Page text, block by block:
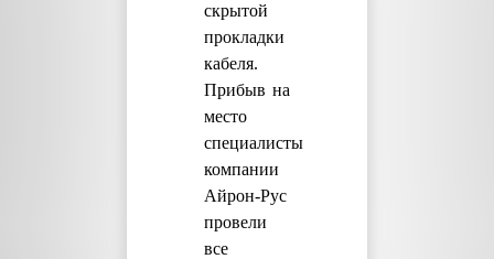
скрытой
прокладки
кабеля.
Прибыв на
место
специалисты
компании
Айрон-Рус
провели
все